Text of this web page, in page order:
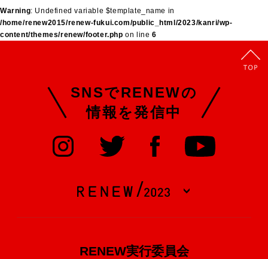
Warning: Undefined variable $template_name in
/home/renew2015/renew-fukui.com/public_html/2023/kanri/wp-
content/themes/renew/footer.php on line 6
SNSでRENEWの
情報を発信中
RENEW実行委員会